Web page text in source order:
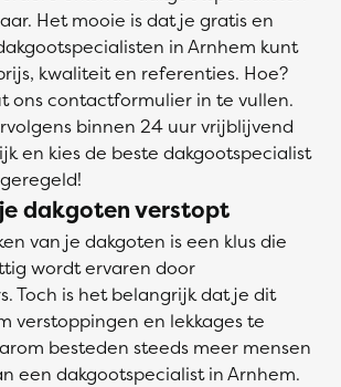
Het mooie is dat je gratis en
in Arnhem kunt
kwaliteit en referenties. Hoe?
ons contactformulier in te vullen.
binnen 24 uur vrijblijvend
en kies de beste dakgootspecialist
dakgoten verstopt
van je dakgoten is een klus die
wordt ervaren door
Toch is het belangrijk dat je dit
verstoppingen en lekkages te
besteden steeds meer mensen
een dakgootspecialist in Arnhem.